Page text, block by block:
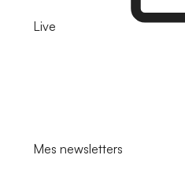
Live
Mes newsletters